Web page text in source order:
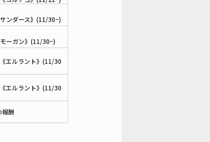
ンダース》(11/30~)
ーガン》(11/30~)
エルラント》(11/30
エルラント》(11/30
報酬